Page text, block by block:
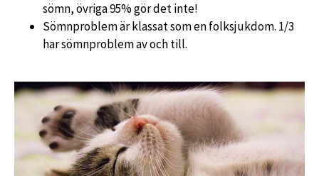
sömn, övriga 95% gör det inte!
Sömnproblem är klassat som en folksjukdom. 1/3
har sömnproblem av och till.